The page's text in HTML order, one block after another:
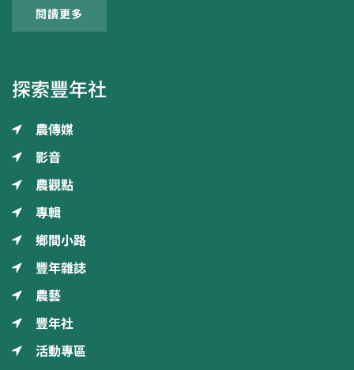
閱讀更多
探索豐年社
農傳媒
影音
農觀點
專輯
鄉間小路
豐年雜誌
農藝
豐年社
活動專區